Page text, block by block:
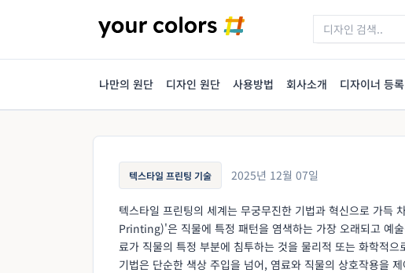
나만의 원단 디자인 원단 사용방법 회사소개 디자이너 등록
텍스타일 프린팅 기술 2025년 12월 07일
텍스타일 프린팅의 세계는 무궁무진한 기법과 혁신으로 가득
Printing)'은 직물에 특정 패턴을 염색하는 가장 오래되고 예
료가 직물의 특정 부분에 침투하는 것을 물리적 또는 화학적
기법은 단순한 색상 주입을 넘어, 염료와 직물의 상호작용을